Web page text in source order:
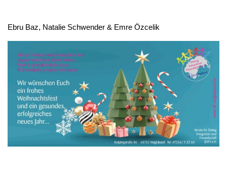
Ebru Baz, Natalie Schwender & Emre Özcelik